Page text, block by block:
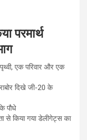
परमार्थ
एक परिवार और एक
दिखे जी-20 के
पौधे
से किया गया डेलीगेट्स का